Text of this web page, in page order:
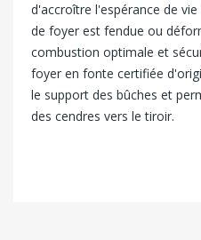
d'accroître l'espérance de
de foyer est fendue ou
combustion optimale et
foyer en fonte certifiée
le support des bûches et
des cendres vers le tiroir.